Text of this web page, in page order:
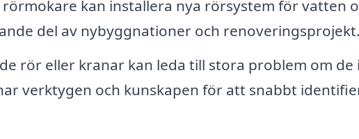
rörmokare kan installera nya rörsystem för vatten
del av nybyggnationer och
rör eller kranar kan leda till stora problem om de
verktygen och kunskapen för att snabbt